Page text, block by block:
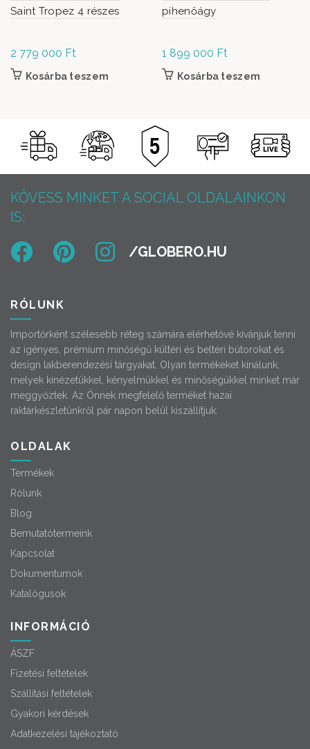
Saint Tropez 4 részes
2 779 000 Ft
Kosárba teszem
pihenőágy
1 899 000 Ft
Kosárba teszem
KÖVESS MINKET A SOCIAL OLDALAINKON
IS:
RÓLUNK
Importőrként szélesebb réteg számára elérhetővé kívánjuk tenni
az igényes, prémium minőségű kültéri és beltéri bútorokat és
design lakberendezési tárgyakat. Olyan termékeket kínálunk,
melyek kinézetükkel, kényelmükkel és minőségükkel minket már
meggyőztek. Az Önnek megfelelő terméket hazai
raktárkészletünkről pár napon belül kiszállítjuk.
OLDALAK
Termékek
Rólunk
Blog
Bemutatótermeink
Kapcsolat
Dokumentumok
Katalógusok
INFORMÁCIÓ
ÁSZF
Fizetési feltételek
Szállítási feltételek
Gyakori kérdések
Adatkezelési tájékoztató